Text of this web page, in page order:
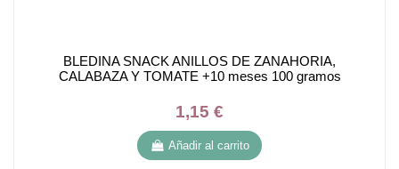
BLEDINA SNACK ANILLOS DE ZANAHORIA,
CALABAZA Y TOMATE +10 meses 100 gramos
1,15 €
Añadir al carrito